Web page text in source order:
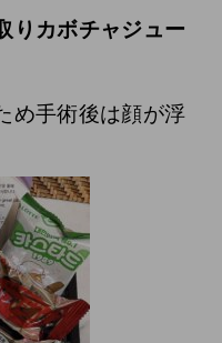
りカボチャジュー
め手術後は顔が浮